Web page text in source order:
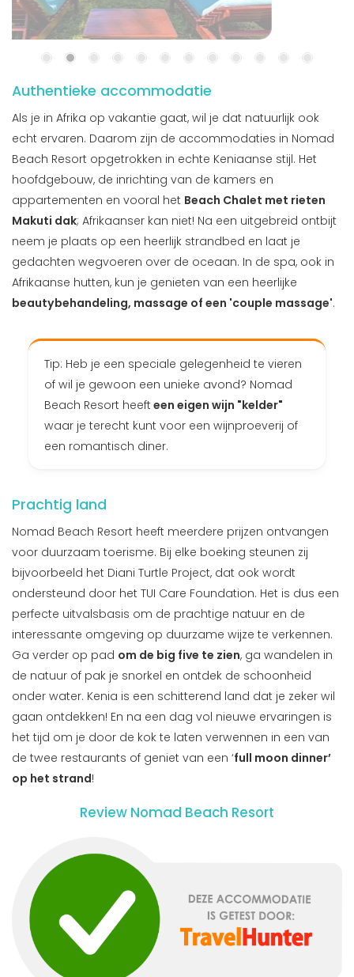
Authentieke accommodatie
Als je in Afrika op vakantie gaat, wil je dat natuurlijk ook
echt ervaren. Daarom zijn de accommodaties in Nomad
Beach Resort opgetrokken in echte Keniaanse stijl. Het
hoofdgebouw, de inrichting van de kamers en
appartementen en vooral het Beach Chalet met rieten
Makuti dak; Afrikaanser kan niet! Na een uitgebreid ontbijt
neem je plaats op een heerlijk strandbed en laat je
gedachten wegvoeren over de oceaan. In de spa, ook in
Afrikaanse hutten, kun je genieten van een heerlijke
beautybehandeling, massage of een 'couple massage'.
Tip: Heb je een speciale gelegenheid te vieren
of wil je gewoon een unieke avond? Nomad
Beach Resort heeft een eigen wijn "kelder"
waar je terecht kunt voor een wijnproeverij of
een romantisch diner.
Prachtig land
Nomad Beach Resort heeft meerdere prijzen ontvangen
voor duurzaam toerisme. Bij elke boeking steunen zij
bijvoorbeeld het Diani Turtle Project, dat ook wordt
ondersteund door het TUI Care Foundation. Het is dus een
perfecte uitvalsbasis om de prachtige natuur en de
interessante omgeving op duurzame wijze te verkennen.
Ga verder op pad om de big five te zien, ga wandelen in
de natuur of pak je snorkel en ontdek de schoonheid
onder water. Kenia is een schitterend land dat je zeker wil
gaan ontdekken! En na een dag vol nieuwe ervaringen is
het tijd om je door de kok te laten verwennen in een van
de twee restaurants of geniet van een ‘full moon dinner’
op het strand!
Review Nomad Beach Resort